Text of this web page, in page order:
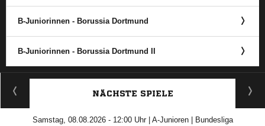
B-Juniorinnen - Borussia Dortmund
B-Juniorinnen - Borussia Dortmund II
ANZEIGE
NÄCHSTE SPIELE
Samstag, 08.08.2026 - 12:00 Uhr | A-Junioren | Bundesliga